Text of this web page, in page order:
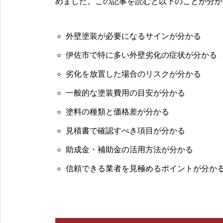
外壁塗装が必要になるサインが分かる
伊佐市で特に多い外壁劣化の症状が分かる
劣化を放置した場合のリスクが分かる
一般的な塗装費用の目安が分かる
塗料の種類と価格差が分かる
見積書で確認すべき項目が分かる
助成金・補助金の活用方法が分かる
信頼できる業者を見極めるポイントが分か